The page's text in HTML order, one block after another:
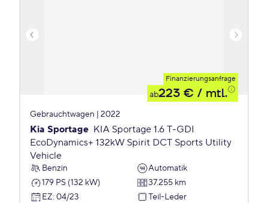
Finanzierungsanfrage
ab223 € / mtl.
Gebrauchtwagen | 2022
Kia Sportage KIA Sportage 1.6 T-GDI
EcoDynamics+ 132kW Spirit DCT Sports Utility
Vehicle
Benzin
Automatik
179 PS (132 kW)
37.255 km
EZ: 04/23 Teil-Leder